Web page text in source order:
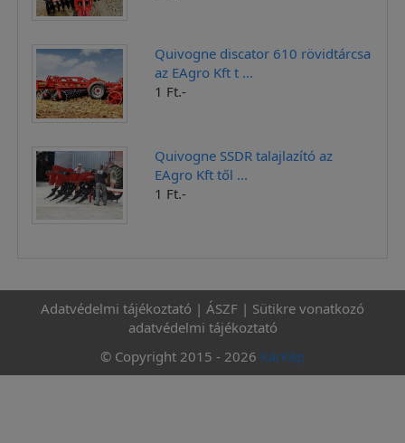
Quivogne discator 610 rövidtárcsa
az EAgro Kft t ...
1 Ft.-
Quivogne SSDR talajlazító az
EAgro Kft től ...
1 Ft.-
Adatvédelmi tájékoztató | ÁSZF | Sütikre vonatkozó
adatvédelmi tájékoztató
© Copyright 2015 - 2026 KárKép